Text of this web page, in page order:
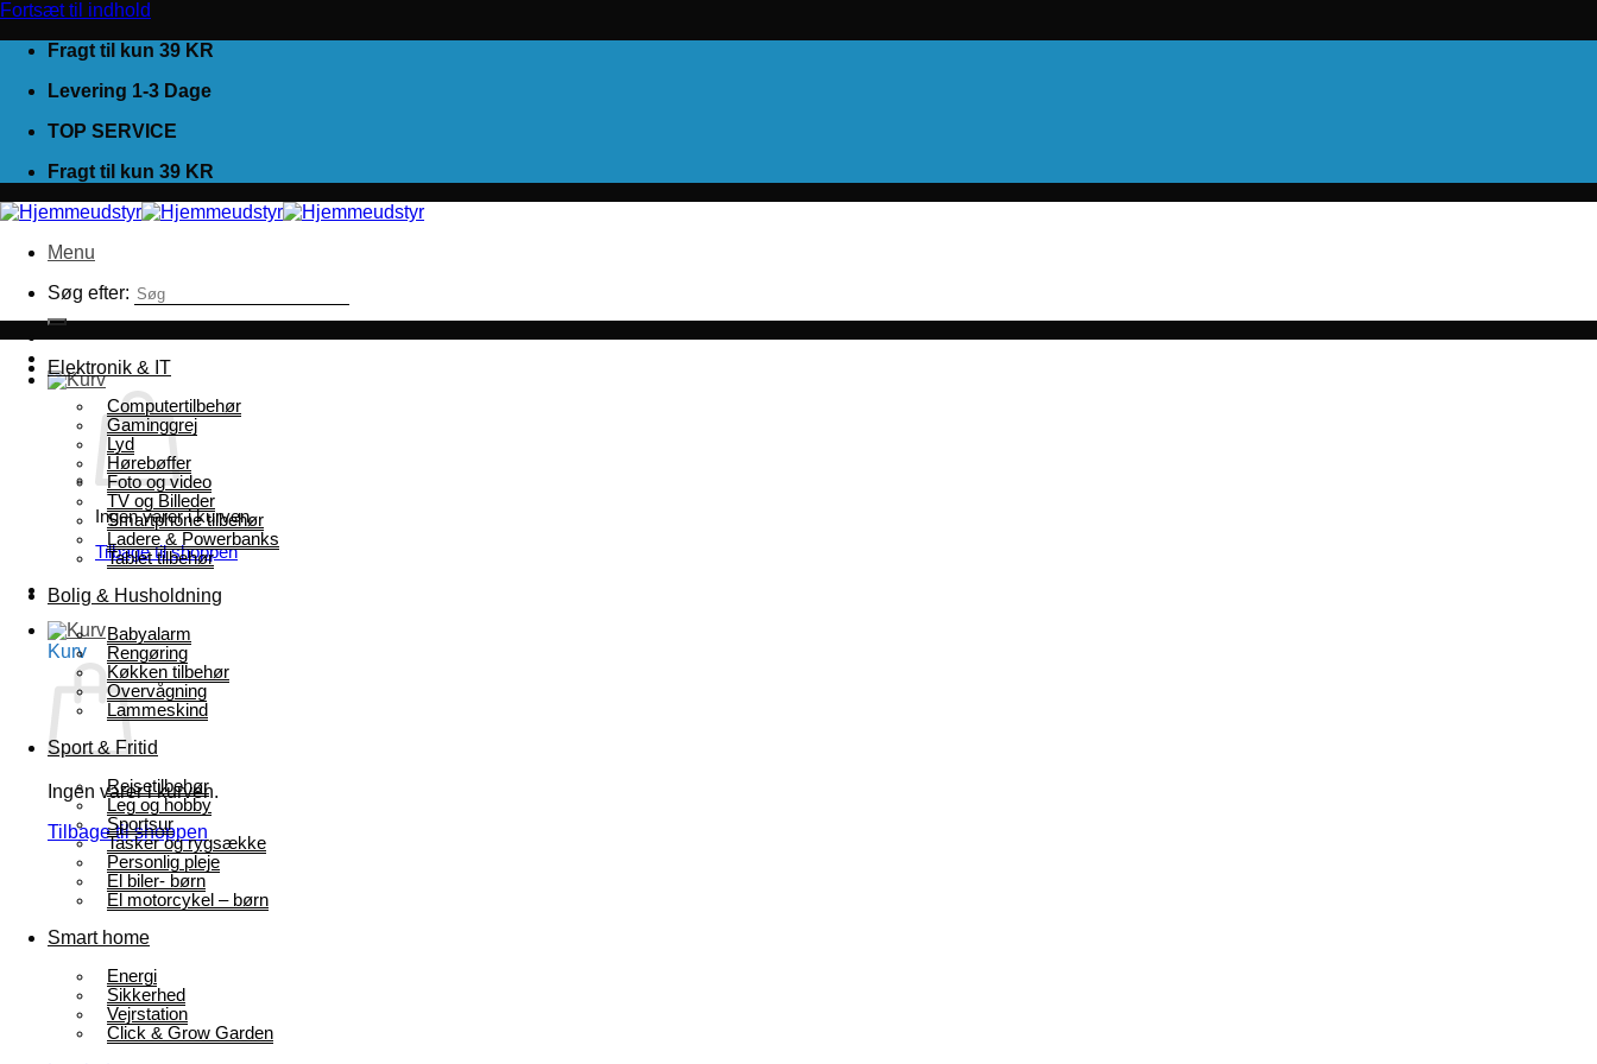
Fortsæt til indhold
Fragt til kun 39 KR
Levering 1-3 Dage
TOP SERVICE
Fragt til kun 39 KR
Menu
Søg efter:
Ingen varer i kurven.
Tilbage til shoppen
Kurv
Ingen varer i kurven.
Tilbage til shoppen
Elektronik & IT
Computertilbehør
Gaminggrej
Lyd
Hørebøffer
Foto og video
TV og Billeder
Smartphone tilbehør
Ladere & Powerbanks
Tablet tilbehør
Bolig & Husholdning
Babyalarm
Rengøring
Køkken tilbehør
Overvågning
Lammeskind
Sport & Fritid
Rejsetilbehør
Leg og hobby
Sportsur
Tasker og rygsække
Personlig pleje
El biler- børn
El motorcykel – børn
Smart home
Energi
Sikkerhed
Vejrstation
Click & Grow Garden